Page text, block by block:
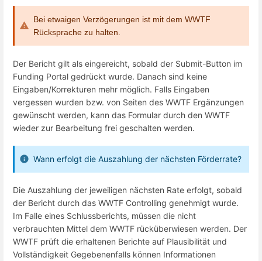
Bei etwaigen Verzögerungen ist mit dem WWTF
Rücksprache zu halten.
Der Bericht gilt als eingereicht, sobald der Submit-Button im
Funding Portal gedrückt wurde. Danach sind keine
Eingaben/Korrekturen mehr möglich. Falls Eingaben
vergessen wurden bzw. von Seiten des WWTF Ergänzungen
gewünscht werden, kann das Formular durch den WWTF
wieder zur Bearbeitung frei geschalten werden.
Wann erfolgt die Auszahlung der nächsten Förderrate?
Die Auszahlung der jeweiligen nächsten Rate erfolgt, sobald
der Bericht durch das WWTF Controlling genehmigt wurde.
Im Falle eines Schlussberichts, müssen die nicht
verbrauchten Mittel dem WWTF rücküberwiesen werden. Der
WWTF prüft die erhaltenen Berichte auf Plausibilität und
Vollständigkeit Gegebenenfalls können Informationen